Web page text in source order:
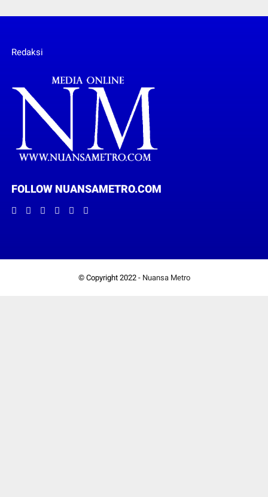
Redaksi
FOLLOW NUANSAMETRO.COM
© Copyright 2022 - Nuansa Metro